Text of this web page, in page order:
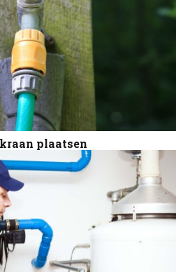
plaatsen